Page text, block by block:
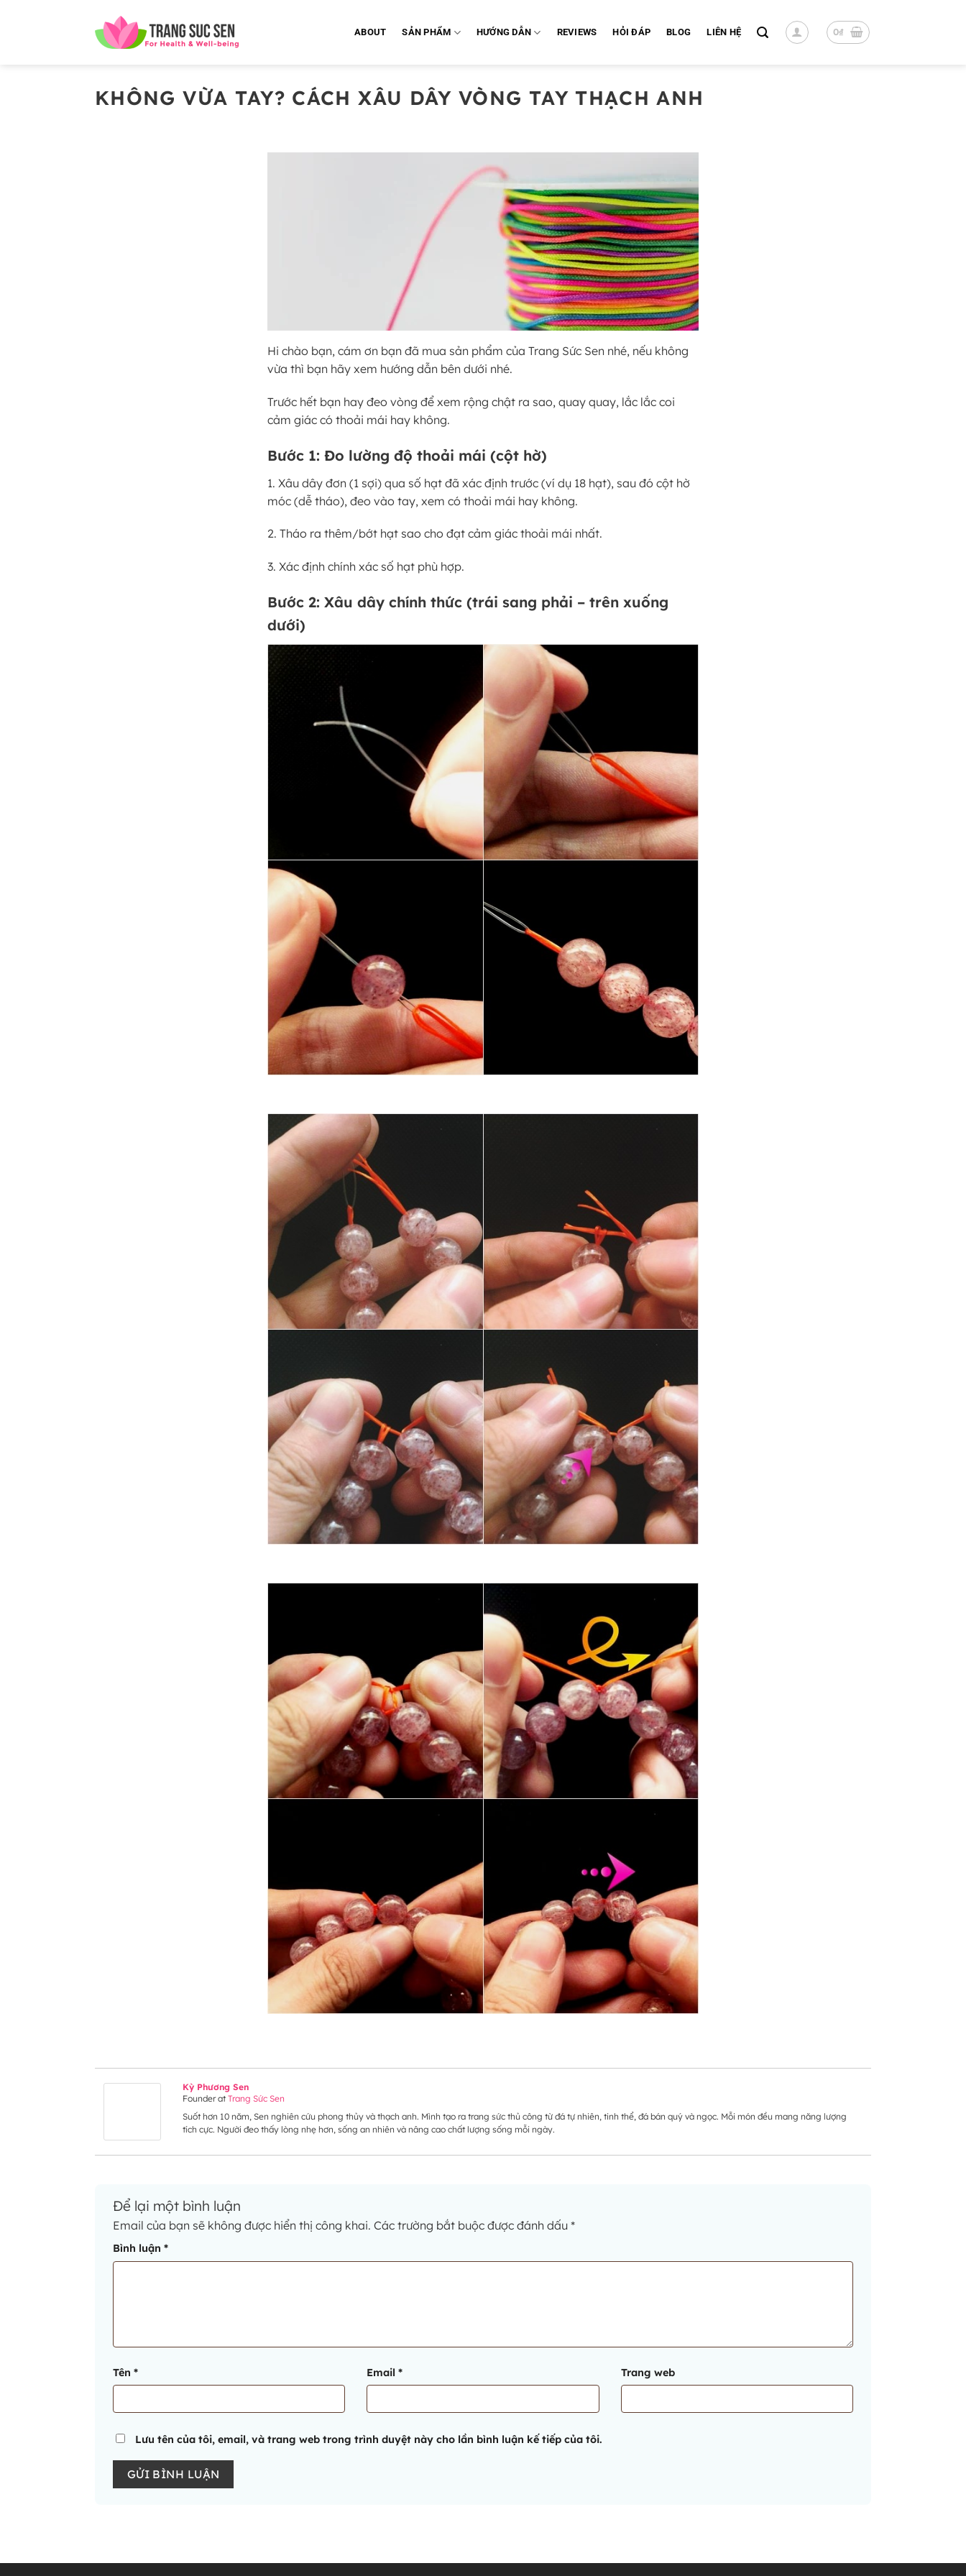
ABOUT SẢN PHẨM HƯỚNG DẪN REVIEWS HỎI ĐÁP BLOG LIÊN HỆ 0₫
KHÔNG VỪA TAY? CÁCH XÂU DÂY VÒNG TAY THẠCH ANH
Hi chào bạn, cám ơn bạn đã mua sản phẩm của Trang Sức Sen nhé, nếu không
vừa thì bạn hãy xem hướng dẫn bên dưới nhé.
Trước hết bạn hay đeo vòng để xem rộng chật ra sao, quay quay, lắc lắc coi
cảm giác có thoải mái hay không.
Bước 1: Đo lường độ thoải mái (cột hờ)
1. Xâu dây đơn (1 sợi) qua số hạt đã xác định trước (ví dụ 18 hạt), sau đó cột hờ
móc (dễ tháo), đeo vào tay, xem có thoải mái hay không.
2. Tháo ra thêm/bớt hạt sao cho đạt cảm giác thoải mái nhất.
3. Xác định chính xác số hạt phù hợp.
Bước 2: Xâu dây chính thức (trái sang phải – trên xuống
dưới)
Kỳ Phương Sen
FounderatTrang Sức Sen
Suốt hơn 10 năm, Sen nghiên cứu phong thủy và thạch anh. Mình tạo ra trang sức thủ công từ đá tự nhiên, tinh thể, đá bán quý và ngọc. Mỗi món đều mang năng lượng
tích cực. Người đeo thấy lòng nhẹ hơn, sống an nhiên và nâng cao chất lượng sống mỗi ngày.
Để lại một bình luận
Email của bạn sẽ không được hiển thị công khai. Các trường bắt buộc được đánh dấu *
Bình luận *
Tên * Email* Trang web
Lưu tên của tôi, email, và trang web trong trình duyệt này cho lần bình luận kế tiếp của tôi.
Alternative: